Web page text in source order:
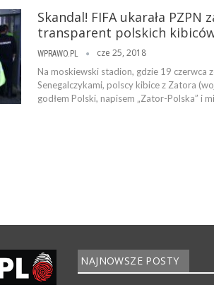
Skandal! FIFA ukarała PZPN
transparent polskich
WPRAWO.PL cze 25, 2018
Na moskiewski stadion, gdzie 19 czerwca
Senegalczykami, polscy kibice z Zatora
godłem Polski, napisem „Zator-Polska” i
NAJNOWSZE POSTY